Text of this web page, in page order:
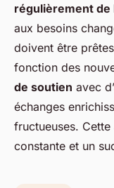
régulièrement de
aux besoins
doivent être
fonction des
de soutien avec
échanges
fructueuses.
constante et un